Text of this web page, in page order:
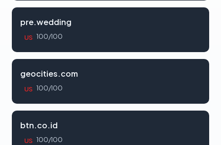
pre.wedding
US 100/100
geocities.com
US 100/100
btn.co.id
US 100/100